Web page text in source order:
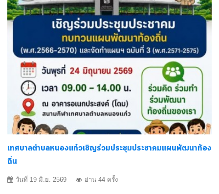
เทศบาลตำบลหนองแก๋วเชิญร่วมประชุมประชาคมแผนพัฒนาท้อง
ถิ่น
วันที่ 19 มิ.ย. 2569 อ่าน 44 ครั้ง